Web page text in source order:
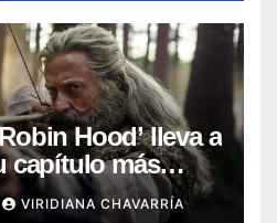
Hood’ lleva a
capítulo más
VIRIDIANA CHAVARRÍA